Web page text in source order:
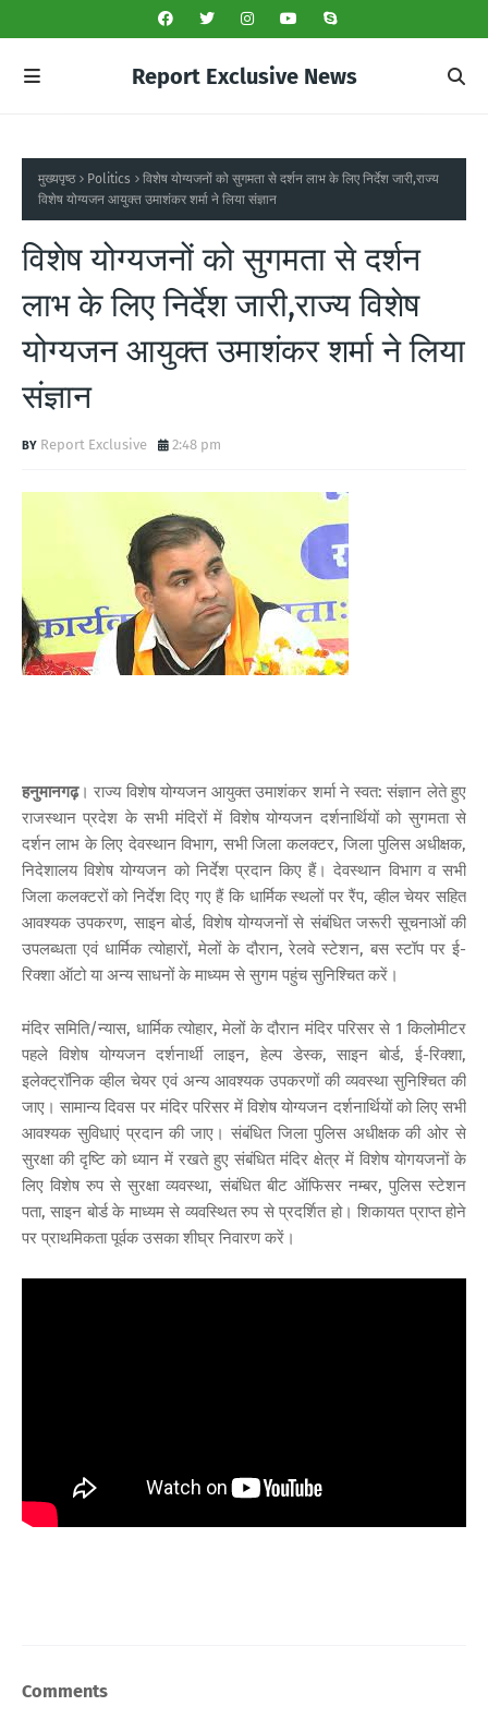
Report Exclusive News
मुख्यपृष्ठ Politics
विशेष योग्यजनों को सुगमता से दर्शन लाभ के लिए निर्देश जारी,राज्य
विशेष योग्यजन आयुक्त उमाशंकर शर्मा ने लिया संज्ञान
विशेष योग्यजनों को सुगमता से दर्शन
लाभ के लिए निर्देश जारी,राज्य विशेष
योग्यजन आयुक्त उमाशंकर शर्मा ने लिया
संज्ञान
Report Exclusive 2:48 pm
हनुमानगढ़। राज्य विशेष योग्यजन आयुक्त उमाशंकर शर्मा ने स्वत: संज्ञान लेते हुए
राजस्थान प्रदेश के सभी मंदिरों में विशेष योग्यजन दर्शनार्थियों को सुगमता से
दर्शन लाभ के लिए देवस्थान विभाग, सभी जिला कलक्टर, जिला पुलिस अधीक्षक,
निदेशालय विशेष योग्यजन को निर्देश प्रदान किए हैं। देवस्थान विभाग व सभी
जिला कलक्टरों को निर्देश दिए गए हैं कि धार्मिक स्थलों पर रैंप, व्हील चेयर सहित
आवश्यक उपकरण, साइन बोर्ड, विशेष योग्यजनों से संबंधित जरूरी सूचनाओं की
उपलब्धता एवं धार्मिक त्योहारों, मेलों के दौरान, रेलवे स्टेशन, बस स्टॉप पर ई-
रिक्शा ऑटो या अन्य साधनों के माध्यम से सुगम पहुंच सुनिश्चित करें।
मंदिर समिति/न्यास, धार्मिक त्योहार, मेलों के दौरान मंदिर परिसर से 1 किलोमीटर
पहले विशेष योग्यजन दर्शनार्थी लाइन, हेल्प डेस्क, साइन बोर्ड, ई-रिक्शा,
इलेक्ट्रॉनिक व्हील चेयर एवं अन्य आवश्यक उपकरणों की व्यवस्था सुनिश्चित की
जाए। सामान्य दिवस पर मंदिर परिसर में विशेष योग्यजन दर्शनार्थियों को लिए सभी
आवश्यक सुविधाएं प्रदान की जाए। संबंधित जिला पुलिस अधीक्षक की ओर से
सुरक्षा की दृष्टि को ध्यान में रखते हुए संबंधित मंदिर क्षेत्र में विशेष योगयजनों के
लिए विशेष रुप से सुरक्षा व्यवस्था, संबंधित बीट ऑफिसर नम्बर, पुलिस स्टेशन
पता, साइन बोर्ड के माध्यम से व्यवस्थित रुप से प्रदर्शित हो। शिकायत प्राप्त होने
पर प्राथमिकता पूर्वक उसका शीघ्र निवारण करें।
Comments